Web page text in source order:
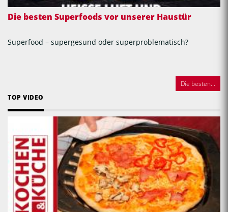
Die besten Superfoods vor unserer Haustür
Superfood – supergesund oder superproblematisch?
Die besten...
TOP VIDEO